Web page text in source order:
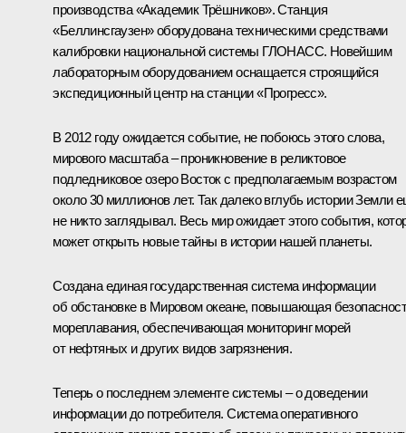
производства «Академик Трёшников». Станция
«Беллинсгаузен» оборудована техническими средствами
калибровки национальной системы ГЛОНАСС. Новейшим
лабораторным оборудованием оснащается строящийся
экспедиционный центр на станции «Прогресс».
В 2012 году ожидается событие, не побоюсь этого слова,
мирового масштаба – проникновение в реликтовое
подледниковое озеро Восток с предполагаемым возрастом
около 30 миллионов лет. Так далеко вглубь истории Земли
не никто заглядывал. Весь мир ожидает этого события,
может открыть новые тайны в истории нашей планеты.
Создана единая государственная система информации
об обстановке в Мировом океане, повышающая
мореплавания, обеспечивающая мониторинг морей
от нефтяных и других видов загрязнения.
Теперь о последнем элементе системы – о доведении
информации до потребителя. Система оперативного